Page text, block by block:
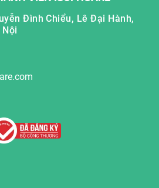
Đình Chiểu, Lê Đại Hành,